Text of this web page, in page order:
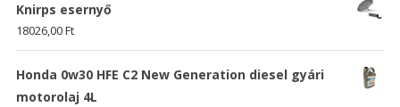
Knirps esernyő
18026,00Ft
Honda 0w30 HFE C2 New Generation diesel gyári
motorolaj 4L